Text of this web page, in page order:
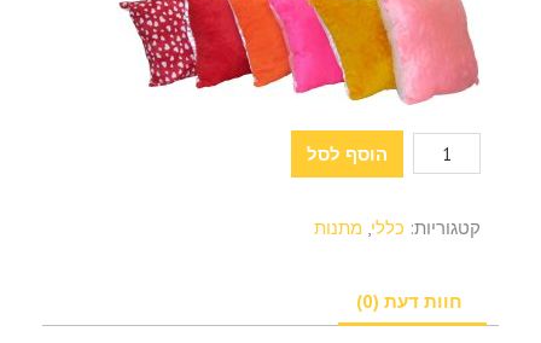
כמות
של
ריבוע
סטן
הוסף לסל
קטגוריות: כללי מתנות
חוות דעת (0)